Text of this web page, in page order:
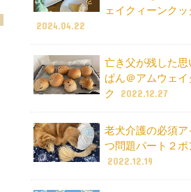
ェイクィーンクッ
2024.04.22
亡き父が残した思
ぱん＠アムウェイ
ク
2022.12.27
老犬介護の必須ア
つ問題パート２ポ
2022.12.19